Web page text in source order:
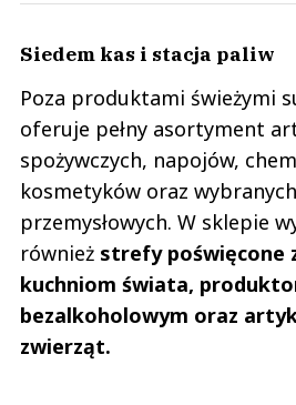
Siedem kas i stacja paliw
Poza produktami świeżymi
oferuje pełny asortyment
spożywczych, napojów,
kosmetyków oraz
przemysłowych. W sklepie
również strefy poświęcone
kuchniom świata,
bezalkoholowym oraz
zwierząt.